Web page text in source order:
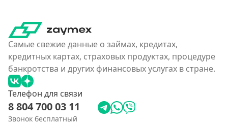
Самые свежие данные о займах, кредитах,
кредитных картах, страховых продуктах, процедуре
банкротства и других финансовых услугах в стране.
Телефон для связи
8 804 700 03 11
Звонок бесплатный